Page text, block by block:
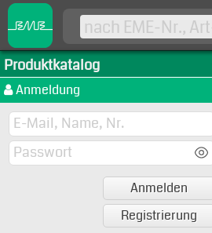
Produktkatalog
Anmeldung
Anmelden
Registrierung